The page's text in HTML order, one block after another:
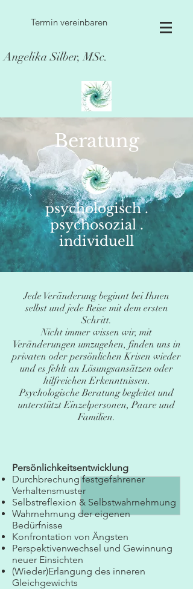
Termin vereinbaren
Angelika Silber, MSc.
Beratung
psychologisch .
psychosozial .
individuell
​​Jede Veränderung beginnt bei Ihnen
selbst und jede Reise mit dem ersten
Schritt.
Nicht immer wissen wir, mit
Veränderungen umzugehen, finden uns in
privaten oder persönlichen Krisen wieder
und es fehlt an Lösungsansätzen oder
hilfreichen Erkenntnissen.
Psychologische Beratung begleitet und
unterstützt Einzelpersonen, Paare und
Familien.
Persönlichkeitsentwicklung
Durchbrechung festgefahrener
Verhaltensmuster
Selbstreflexion & Selbstwahrnehmung
Wahrnehmung der eigenen
Bedürfnisse
Konfrontation von Ängsten
Perspektivenwechsel und Gewinnung
neuer Einsichten
(Wieder)Erlangung des inneren
Gleichgewichts